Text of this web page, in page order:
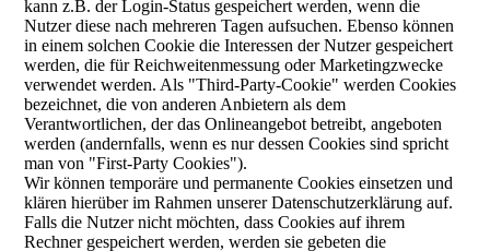
kann z.B. der Login-Status gespeichert werden, wenn die
Nutzer diese nach mehreren Tagen aufsuchen. Ebenso können
in einem solchen Cookie die Interessen der Nutzer gespeichert
werden, die für Reichweitenmessung oder Marketingzwecke
verwendet werden. Als "Third-Party-Cookie" werden Cookies
bezeichnet, die von anderen Anbietern als dem
Verantwortlichen, der das Onlineangebot betreibt, angeboten
werden (andernfalls, wenn es nur dessen Cookies sind spricht
man von "First-Party Cookies").
Wir können temporäre und permanente Cookies einsetzen und
klären hierüber im Rahmen unserer Datenschutzerklärung auf.
Falls die Nutzer nicht möchten, dass Cookies auf ihrem
Rechner gespeichert werden, werden sie gebeten die